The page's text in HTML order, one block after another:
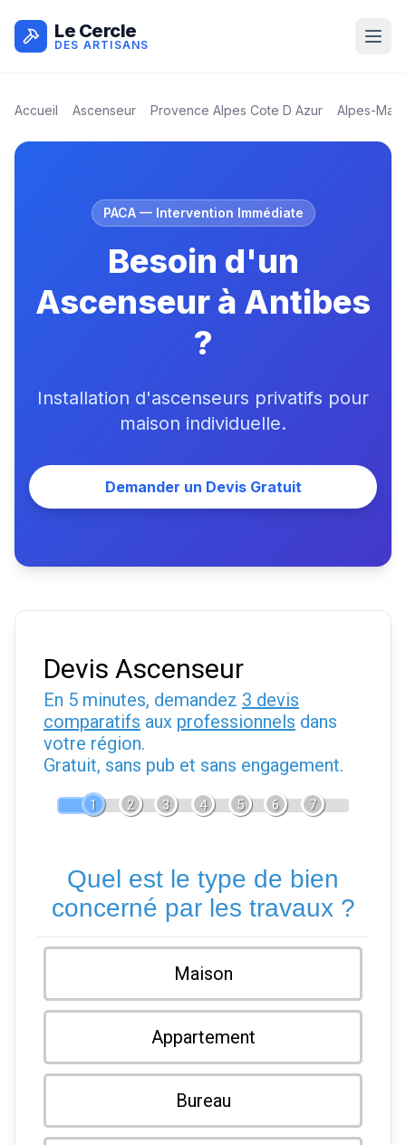
Le Cercle
DES ARTISANS
Accueil Ascenseur Provence Alpes Cote D Azur Alpes-
PACA— Intervention Immédiate
Besoin d'un
Ascenseur à Antibes
?
Installation d'ascenseurs privatifs pour
maison individuelle.
Demander un Devis Gratuit
Devis Ascenseur
En 5 minutes, demandez 3 devis
comparatifs aux professionnels dans
votre région.
Gratuit, sans pub et sans engagement.
1 2 3 4 5 6 7
Quel est le type de bien
concerné par les travaux ?
Maison
Appartement
Bureau